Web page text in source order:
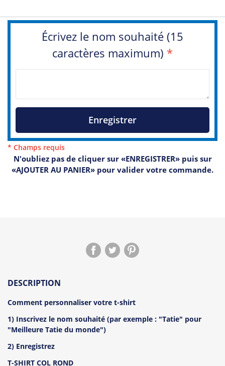
Écrivez le nom souhaité (15
caractères maximum) *
Enregistrer
* Champs requis
N'oubliez pas de cliquer sur «ENREGISTRER» puis sur
«AJOUTER AU PANIER» pour valider votre commande.
DESCRIPTION
Comment personnaliser votre t-shirt
1) Inscrivez le nom souhaité (par exemple : "Tatie" pour
"Meilleure Tatie du monde")
2) Enregistrez
T-SHIRT COL ROND